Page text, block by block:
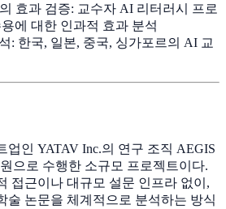
효과 검증: 교수자 AI 리터러시 프로
에 대한 인과적 효과 분석
: 한국, 일본, 중국, 싱가포르의 AI 교
업인 YATAV Inc.의 연구 조직 AEGIS
으로 수행한 소규모 프로젝트이다.
접근이나 대규모 설문 인프라 없이,
술 논문을 체계적으로 분석하는 방식